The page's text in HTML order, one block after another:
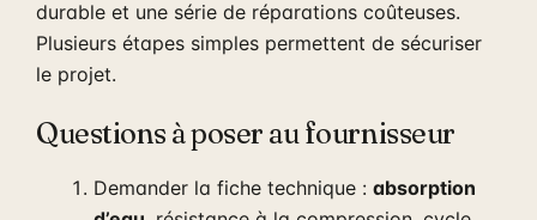
durable et une série de réparations coûteuses.
Plusieurs étapes simples permettent de sécuriser
le projet.
Questions à poser au fournisseur
Demander la fiche technique : absorption